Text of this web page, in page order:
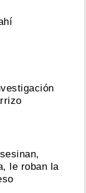
le roban la